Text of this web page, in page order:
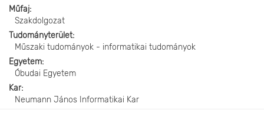
Műfaj
Szakdolgozat
Tudományterület
Műszaki tudományok - informatikai tudományok
Egyetem
Óbudai Egyetem
Kar
Neumann János Informatikai Kar